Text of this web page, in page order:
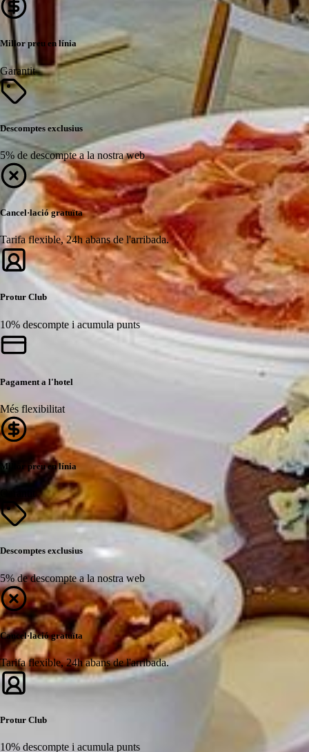
Millor preu en línia
Garantit
Descomptes exclusius
5% de descompte a la nostra web
Cancel·lació gratuïta
Tarifa flexible, 24h abans de l'arribada.
Protur Club
10% descompte i acumula punts
Pagament a l'hotel
Més flexibilitat
Millor preu en línia
Descomptes exclusius
5% de descompte a la nostra web
Cancel·lació gratuïta
Tarifa flexible, 24h abans de l'arribada.
Protur Club
10% descompte i acumula punts